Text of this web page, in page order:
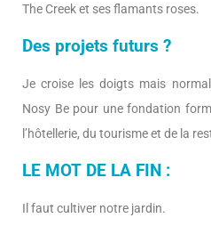
The Creek et ses flamants roses.
Des projets futurs ?
Je croise les doigts mais
Nosy Be pour une fondation
l’hôtellerie, du tourisme et de la
LE MOT DE LA FIN :
Il faut cultiver notre jardin.